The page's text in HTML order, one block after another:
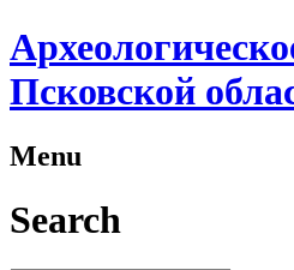
Псковской
Menu
Search